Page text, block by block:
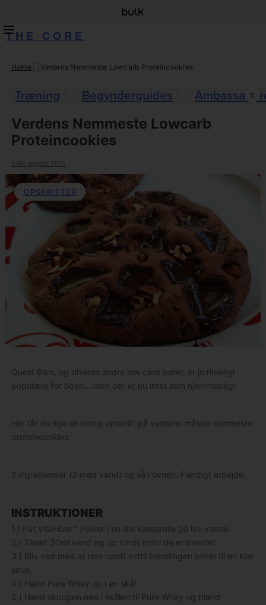
THE CORE
Skip
content
Home Verdens Nemmeste Lowcarb Proteincookies
Træning Begynderguides
Verdens Nemmeste Lowcarb
Proteincookies
04th august 2015
OPSKRIFTER
Quest Bars, og diverse andre low carb barer, er jo rimeligt
populære for tiden….men der er nu intet som hjemmebag!
Her får du lige en hurtig opskrift på verdens måske nemmeste
proteincookies.
2 ingredienser (3 med vand) og så i ovnen. Færdigt arbejde.
INSTRUKTIONER
1.) Put VitaFiber™ Pulver i en lille kasserolle på lav varme.
2.) Tilsæt 30ml vand og rør rundt indtil de er blandet.
3.) Bliv ved med at røre rundt indtil blandingen bliver til en klar
sirup.
4.) Hæld Pure Whey op i en skål.
5.) Hæld siruppen ned i skålen til Pure Whey og bland